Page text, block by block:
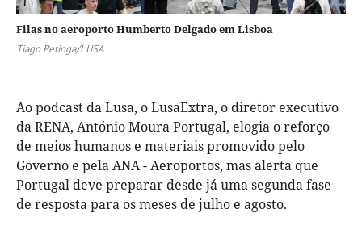
Filas no aeroporto Humberto Delgado em Lisboa
Tiago Petinga/LUSA
Ao podcast da Lusa, o LusaExtra, o diretor executivo
da RENA, António Moura Portugal, elogia o reforço
de meios humanos e materiais promovido pelo
Governo e pela ANA - Aeroportos, mas alerta que
Portugal deve preparar desde já uma segunda fase
de resposta para os meses de julho e agosto.